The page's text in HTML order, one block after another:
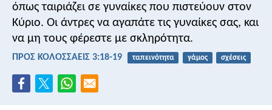
όπως ταιριάζει σε γυναίκες που πιστεύουν στον
Κύριο. Οι άντρες να αγαπάτε τις γυναίκες σας, και
να μη τους φέρεστε με σκληρότητα.
ΠΡΟΣ ΚΟΛΟΣΣΑΕΙΣ 3:18-19 ταπεινότητα γάμος σχέσεις